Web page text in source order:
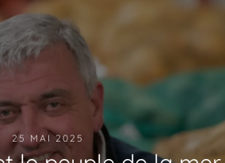
25 MAI 2025